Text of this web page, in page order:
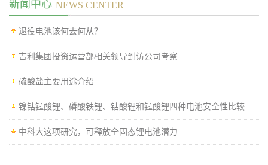
新闻中心 NEWS CENTER
退役电池该何去何从？
吉利集团投资运营部相关领导到访公司考察
硫酸盐主要用途介绍
镍钴锰酸锂、磷酸铁锂、钴酸锂和锰酸锂四种电池安全性比较
中科大这项研究，可释放全固态锂电池潜力